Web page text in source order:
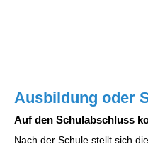
Ausbildung oder
Auf den Schulabschluss
Nach der Schule stellt sich